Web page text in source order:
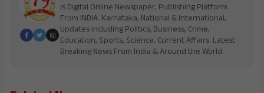
is Digital Online Newspaper, Publishing Platform
From INDIA. Karnataka, National & International,
Updates including Politics, Business, Crime,
Education, Sports, Science, Current Affairs. Latest
Breaking News From India & Around the World.